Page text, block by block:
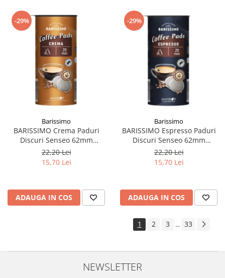
-29%
Barissimo
BARISSIMO Crema Paduri
Discuri Senseo 62mm
Monodoze 20buc 140g
22,20 Lei
15,70 Lei
ADAUGA IN COS
-29%
Barissimo
BARISSIMO Espresso Paduri
Discuri Senseo 62mm
Monodoze 20buc 140g
22,20 Lei
15,70 Lei
ADAUGA IN COS
1 2 3 ... 33
NEWSLETTER